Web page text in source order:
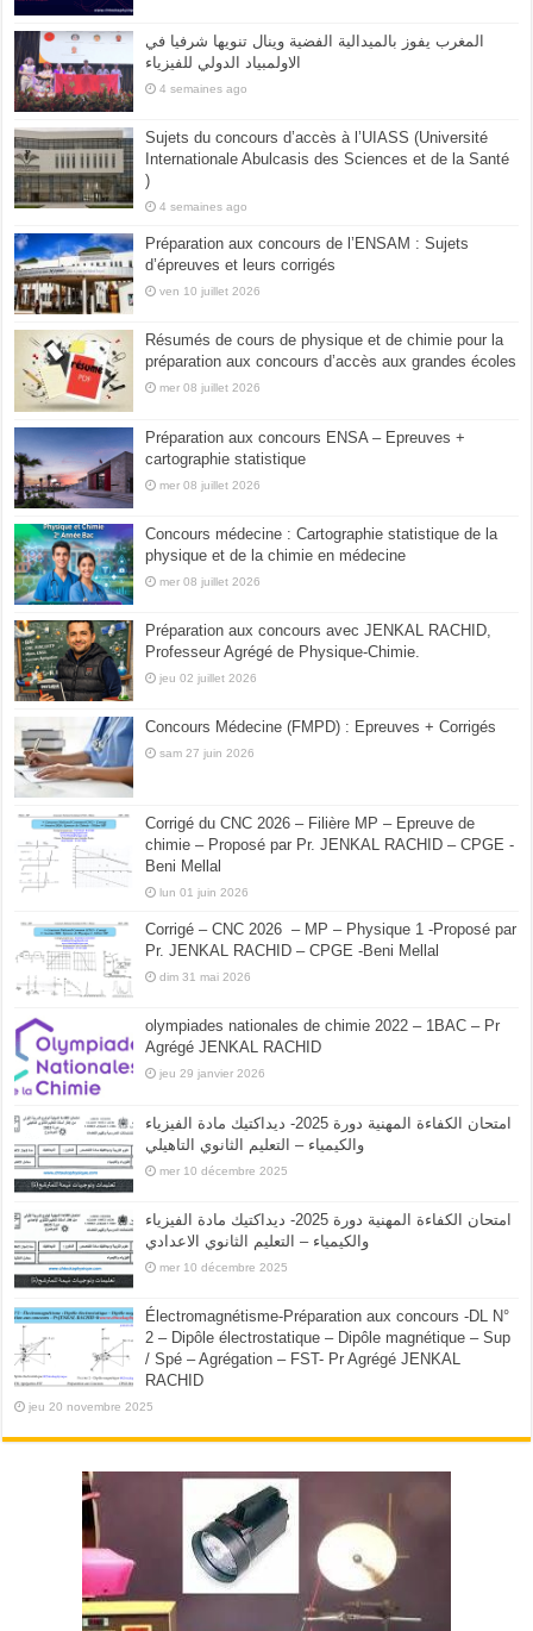
المغرب يفوز بالميدالية الفضية وينال تنويها شرفيا في
الاولمبياد الدولي للفيزياء
4 semaines ago
Sujets du concours d’accès à l’UIASS (Université
Internationale Abulcasis des Sciences et de la Santé
)
4 semaines ago
Préparation aux concours de l’ENSAM : Sujets
d’épreuves et leurs corrigés
ven 10 juillet 2026
Résumés de cours de physique et de chimie pour la
préparation aux concours d’accès aux grandes écoles
mer 08 juillet 2026
Préparation aux concours ENSA – Epreuves +
cartographie statistique
mer 08 juillet 2026
Concours médecine : Cartographie statistique de la
physique et de la chimie en médecine
mer 08 juillet 2026
Préparation aux concours avec JENKAL RACHID,
Professeur Agrégé de Physique-Chimie.
jeu 02 juillet 2026
Concours Médecine (FMPD) : Epreuves + Corrigés
sam 27 juin 2026
Corrigé du CNC 2026 – Filière MP – Epreuve de
chimie – Proposé par Pr. JENKAL RACHID – CPGE -
Beni Mellal
lun 01 juin 2026
Corrigé – CNC 2026 – MP – Physique 1 -Proposé par
Pr. JENKAL RACHID – CPGE -Beni Mellal
dim 31 mai 2026
olympiades nationales de chimie 2022 – 1BAC – Pr
Agrégé JENKAL RACHID
jeu 29 janvier 2026
امتحان الكفاءة المهنية دورة 2025- ديداكتيك مادة الفيزياء
والكيمياء – التعليم الثانوي التاهيلي
mer 10 décembre 2025
امتحان الكفاءة المهنية دورة 2025- ديداكتيك مادة الفيزياء
والكيمياء – التعليم الثانوي الاعدادي
mer 10 décembre 2025
Électromagnétisme-Préparation aux concours -DL N°
2 – Dipôle électrostatique – Dipôle magnétique – Sup
/ Spé – Agrégation – FST- Pr Agrégé JENKAL
RACHID
jeu 20 novembre 2025